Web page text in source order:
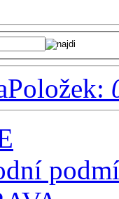
Položek: